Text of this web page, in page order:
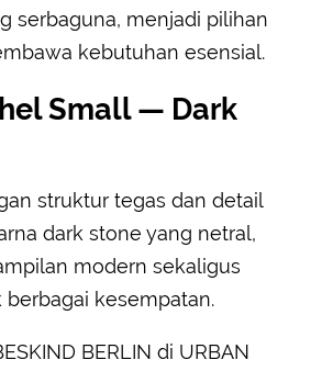
serbaguna, menjadi pilihan
kebutuhan esensial.
Small — Dark
struktur tegas dan detail
dark stone yang netral,
modern sekaligus
kesempatan.
BERLIN di URBAN